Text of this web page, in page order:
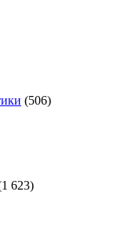
(506)
623)